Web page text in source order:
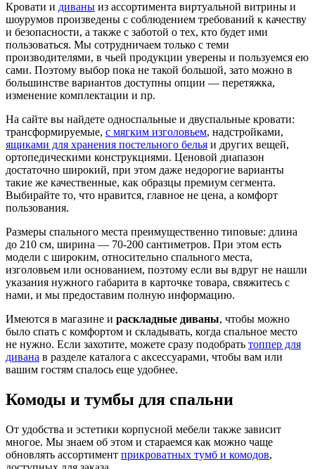
Кровати и диваны из ассортимента виртуальной витрины и
шоурумов произведены с соблюдением требований к качеству
и безопасности, а также с заботой о тех, кто будет ими
пользоваться. Мы сотрудничаем только с теми
производителями, в чьей продукции уверены и пользуемся ею
сами. Поэтому выбор пока не такой большой, зато можно в
большинстве вариантов доступны опции — перетяжка,
изменение комплектации и пр.
На сайте вы найдете односпальные и двуспальные кровати:
трансформируемые, с мягким изголовьем, надстройками,
ящиками для хранения постельного белья и других вещей,
ортопедическими конструкциями. Ценовой диапазон
достаточно широкий, при этом даже недорогие варианты
такие же качественные, как образцы премиум сегмента.
Выбирайте то, что нравится, главное не цена, а комфорт
пользования.
Размеры спального места преимущественно типовые: длина
до 210 см, ширина — 70-200 сантиметров. При этом есть
модели с широким, относительно спального места,
изголовьем или основанием, поэтому если вы вдруг не нашли
указания нужного габарита в карточке товара, свяжитесь с
нами, и мы предоставим полную информацию.
Имеются в магазине и раскладные диваны, чтобы можно
было спать с комфортом и складывать, когда спальное место
не нужно. Если захотите, можете сразу подобрать топпер для
дивана в разделе каталога с аксессуарами, чтобы вам или
вашим гостям спалось еще удобнее.
Комоды и тумбы для спальни
От удобства и эстетики корпусной мебели также зависит
многое. Мы знаем об этом и стараемся как можно чаще
обновлять ассортимент прикроватных тумб и комодов,